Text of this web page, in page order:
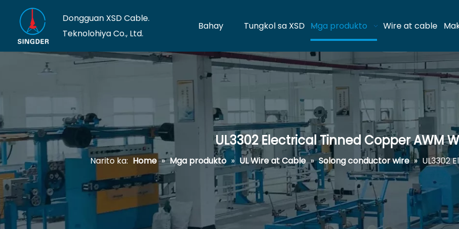
Dongguan XSD Cable.
Teknolohiya Co., Ltd.
Bahay Tungkol sa XSD Mga produkto Wire at cable
UL3302 Electrical Tinned Copper AWM
Narito ka: Home » Mga produkto » UL Wire at Cable » Solong conductor wire » UL3302